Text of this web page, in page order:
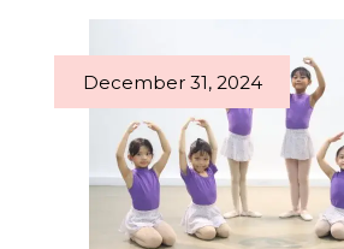
December 31, 2024